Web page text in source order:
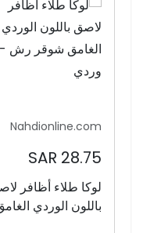
Nahdionline.com
28.75 SAR
لوكا طلاء أظافر
باللون الوردي